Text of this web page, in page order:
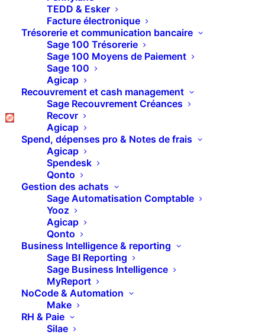
TEDD & Esker
Facture électronique
Trésorerie et communication bancaire
Sage 100 Trésorerie
Sage 100 Moyens de Paiement
Sage 100
Agicap
Recouvrement et cash management
Sage Recouvrement Créances
Recovr
Agicap
Spend, dépenses pro & Notes de frais
Agicap
Spendesk
Qonto
Gestion des achats
Sage Automatisation Comptable
Yooz
Agicap
Qonto
Business Intelligence & reporting
Sage BI Reporting
Sage Business Intelligence
MyReport
NoCode & Automation
Make
RH & Paie
Silae
commerciale v8 –
Statut Livrable en
commande de vente
Et là c’est mon Nicolas Blanc préféré qui est trop
content !!!! Une belle nouveauté dans Sage 100
Gestion commerciale, la gestion d’un statut en
entête et en ligne de commande dans les
documents de vente.
Découvrez cette fonctionnalité dans cette vidéo.
Vous pouvez aussi retrouver toutes nos vidéos
Sage 100 Gestion commerciale